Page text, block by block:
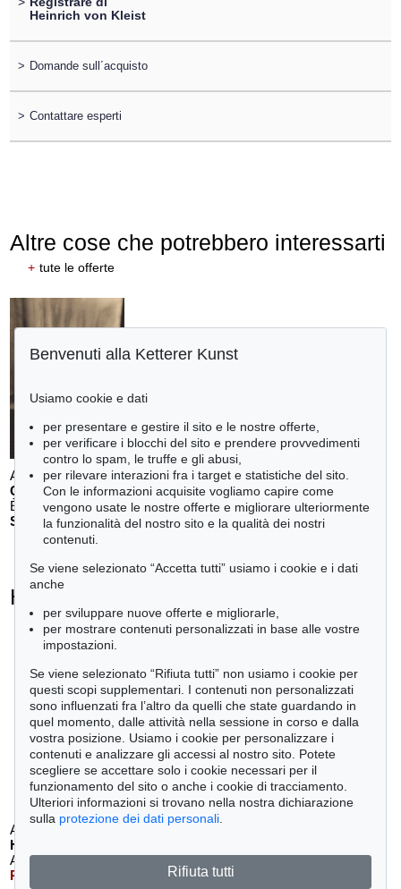
Heinrich von Kleist
> Domande sull´acquisto
> Contattare esperti
Altre cose che potrebbero interessarti
+ tute le offerte
Auction 610 - Lot 426000338
G. KRULL
Ètudes de nu, 1930
Stima:€ 4,000
Auction 610 - Lot 426000297
JOHANN WOLFGANG VON GOETHE
Eigenhändiges Schriftstück, 1796
Stima:€ 3,000
Heinrich von Kleist - Ogetti venduti
tute le offerte
Auction 549 - Lot 45
H. KLEIST
Amphitryon, 1807
Risultato:
Auction 556 - Lot 53
Familie Schroffenstein, 1803
Risultato:€ 7,500
Benvenuti alla Ketterer Kunst
Usiamo cookie e dati
per presentare e gestire il sito e le nostre offerte,
per verificare i blocchi del sito e prendere provvedimenti
contro lo spam, le truffe e gli abusi,
per rilevare interazioni fra i target e statistiche del sito.
Con le informazioni acquisite vogliamo capire come
vengono usate le nostre offerte e migliorare ulteriormente
la funzionalità del nostro sito e la qualità dei nostri
contenuti.
Se viene selezionato “Accetta tutti” usiamo i cookie e i dati
anche
per sviluppare nuove offerte e migliorarle,
per mostrare contenuti personalizzati in base alle vostre
impostazioni.
Se viene selezionato “Rifiuta tutti” non usiamo i cookie per
questi scopi supplementari. I contenuti non personalizzati
sono influenzati fra l’altro da quelli che state guardando in
quel momento, dalle attività nella sessione in corso e dalla
vostra posizione. Usiamo i cookie per personalizzare i
contenuti e analizzare gli accessi al nostro sito. Potete
scegliere se accettare solo i cookie necessari per il
funzionamento del sito o anche i cookie di tracciamento.
Ulteriori informazioni si trovano nella nostra dichiarazione
sulla protezione dei dati personali
Rifiuta tutti